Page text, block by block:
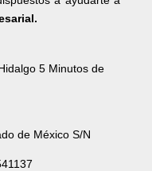
5 Minutos de
de México S/N